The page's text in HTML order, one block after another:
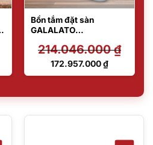
Bồn tắm đặt sàn
GALALATO
TVBF412
214.046.000₫
Giá
172.957.000₫
Giá